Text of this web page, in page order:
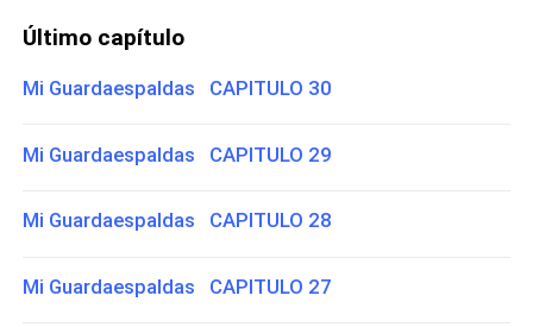
Último capítulo
Mi Guardaespaldas CAPITULO 30
Mi Guardaespaldas CAPITULO 29
Mi Guardaespaldas CAPITULO 28
Mi Guardaespaldas CAPITULO 27